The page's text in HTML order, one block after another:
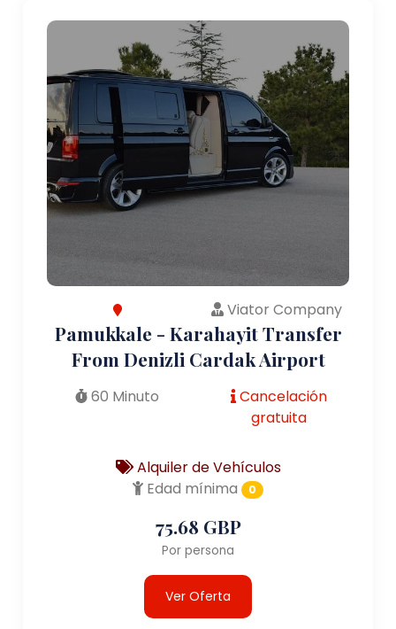
Viator Company
Pamukkale - Karahayit Transfer
From Denizli Cardak Airport
60 Minuto
Cancelación
gratuita
Alquiler de Vehículos
Edad mínima
0
75.68 GBP
Por persona
Ver Oferta